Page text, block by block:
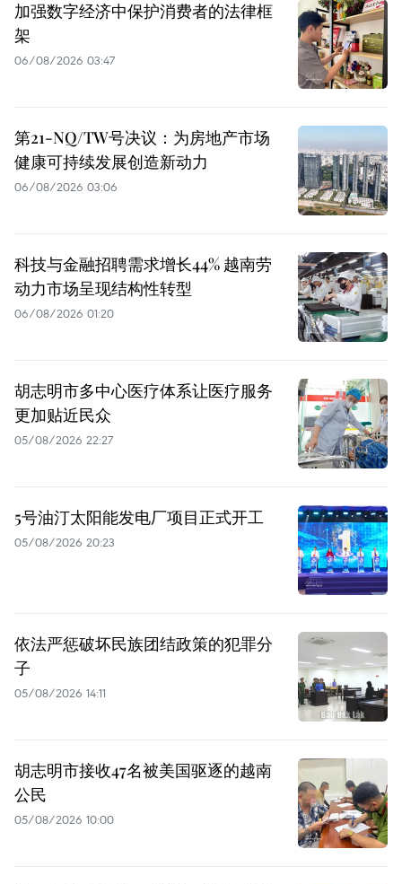
加强数字经济中保护消费者的法律框
架
06/08/2026 03:47
第21-NQ/TW号决议：为房地产市场
健康可持续发展创造新动力
06/08/2026 03:06
科技与金融招聘需求增长44% 越南劳
动力市场呈现结构性转型
06/08/2026 01:20
胡志明市多中心医疗体系让医疗服务
更加贴近民众
05/08/2026 22:27
5号油汀太阳能发电厂项目正式开工
05/08/2026 20:23
依法严惩破坏民族团结政策的犯罪分
子
05/08/2026 14:11
胡志明市接收47名被美国驱逐的越南
公民
05/08/2026 10:00